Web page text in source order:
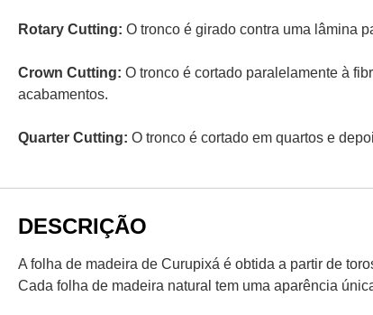
Rotary Cutting: O tronco é girado contra uma lâmina
Crown Cutting: O tronco é cortado paralelamente à
acabamentos.
Quarter Cutting: O tronco é cortado em quartos e
DESCRIÇÃO
A folha de madeira de Curupixá é obtida a partir de
Cada folha de madeira natural tem uma aparência